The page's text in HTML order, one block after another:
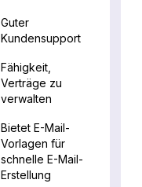
Guter
Kundensupport
Fähigkeit,
Verträge zu
verwalten
Bietet E-Mail-
Vorlagen für
schnelle E-Mail-
Erstellung